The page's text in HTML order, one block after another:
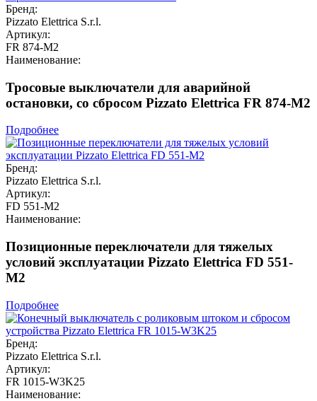
Бренд:
Pizzato Elettrica S.r.l.
Артикул:
FR 874-M2
Наименование:
Тросовые выключатели для аварийной
остановки, со сбросом Pizzato Elettrica FR 874-M2
Подробнее
Бренд:
Pizzato Elettrica S.r.l.
Артикул:
FD 551-M2
Наименование:
Позиционные переключатели для тяжелых
условий эксплуатации Pizzato Elettrica FD 551-
M2
Подробнее
Бренд:
Pizzato Elettrica S.r.l.
Артикул:
FR 1015-W3K25
Наименование: